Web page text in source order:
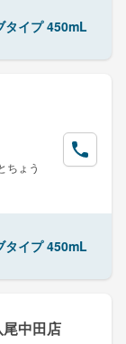
タイプ 450mL
ちょう
タイプ 450mL
中田店